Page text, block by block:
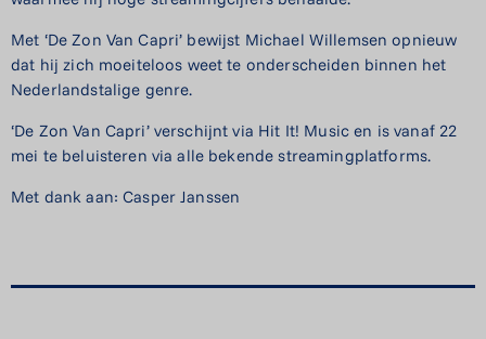
Met ‘De Zon Van Capri’ bewijst Michael Willemsen opnieuw
dat hij zich moeiteloos weet te onderscheiden binnen het
Nederlandstalige genre.
‘De Zon Van Capri’ verschijnt via Hit It! Music en is vanaf 22
mei te beluisteren via alle bekende streamingplatforms.
Met dank aan: Casper Janssen